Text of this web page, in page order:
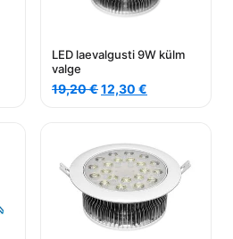
LED laevalgusti 9W külm
valge
19,20€Algne
12,30 €